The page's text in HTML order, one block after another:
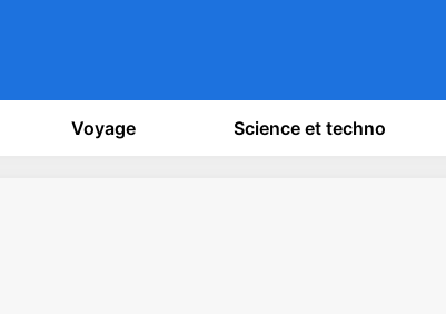
Voyage Science et techno